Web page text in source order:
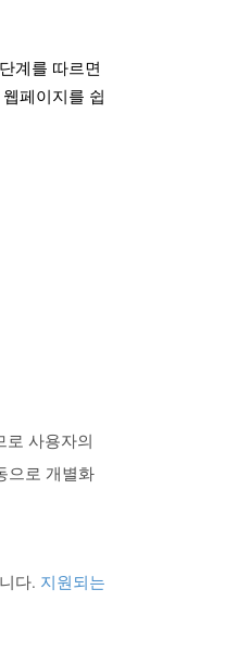
계를 따르면
페이지를 쉽
로 사용자의
으로 개별화
다. 지원되는